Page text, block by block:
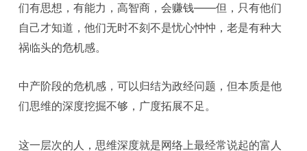
们有思想，有能力，高智商，会赚钱——但，只有他们
自己才知道，他们无时不刻不是忧心忡忡，老是有种大
祸临头的危机感。
中产阶段的危机感，可以归结为政经问题，但本质是他
们思维的深度挖掘不够，广度拓展不足。
这一层次的人，思维深度就是网络上最经常说起的富人